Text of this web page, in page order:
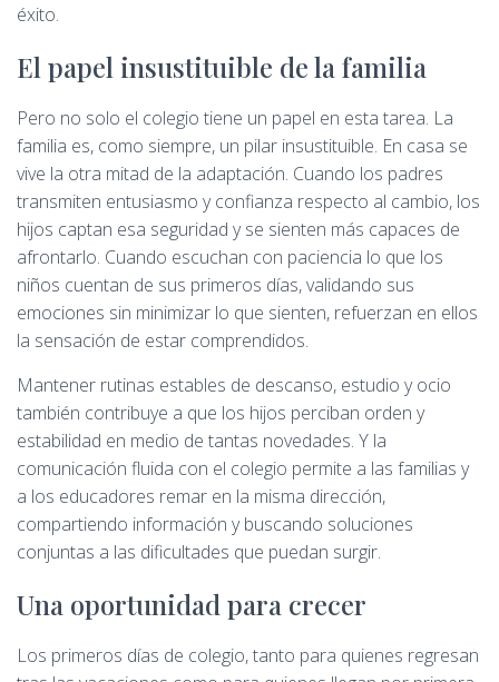
éxito.
El papel insustituible de la familia
Pero no solo el colegio tiene un papel en esta tarea. La
familia es, como siempre, un pilar insustituible. En casa se
vive la otra mitad de la adaptación. Cuando los padres
transmiten entusiasmo y confianza respecto al cambio, los
hijos captan esa seguridad y se sienten más capaces de
afrontarlo. Cuando escuchan con paciencia lo que los
niños cuentan de sus primeros días, validando sus
emociones sin minimizar lo que sienten, refuerzan en ellos
la sensación de estar comprendidos.
Mantener rutinas estables de descanso, estudio y ocio
también contribuye a que los hijos perciban orden y
estabilidad en medio de tantas novedades. Y la
comunicación fluida con el colegio permite a las familias y
a los educadores remar en la misma dirección,
compartiendo información y buscando soluciones
conjuntas a las dificultades que puedan surgir.
Una oportunidad para crecer
Los primeros días de colegio, tanto para quienes regresan